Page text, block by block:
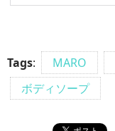
Tags: MARO
ボディソープ